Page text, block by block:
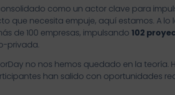
como un actor clave para
que necesita empuje, aquí estamos. A
de 100 empresas, impulsando 102
privada.
no nos hemos quedado en la
han salido con oportunidades